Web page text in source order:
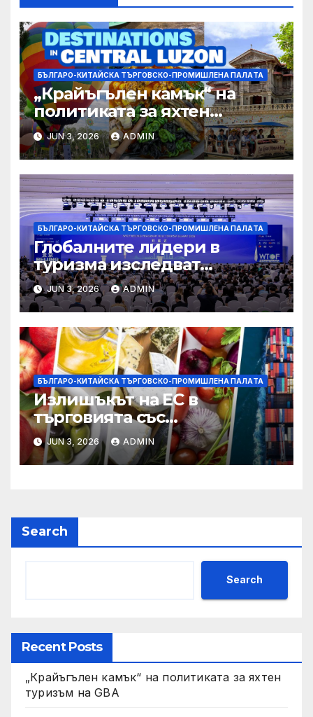
БЪЛГАРО-КИТАЙСКА ТЪРГОВСКО-ПРОМИШЛЕНА ПАЛAТА
„Крайъгълен камък“ на
политиката за яхтен
туризъм на GBA
JUN 3, 2026 ADMIN
БЪЛГАРО-КИТАЙСКА ТЪРГОВСКО-ПРОМИШЛЕНА ПАЛAТА
Глобалните лидери в
туризма изследват
бъдещето на пътуването,
управлявано от AI
JUN 3, 2026 ADMIN
БЪЛГАРО-КИТАЙСКА ТЪРГОВСКО-ПРОМИШЛЕНА ПАЛAТА
Излишъкът на ЕС в
търговията със
селскостопански храни се
увеличава през февруари
JUN 3, 2026 ADMIN
Search
Search
Recent Posts
„Крайъгълен камък“ на политиката за яхтен
туризъм на GBA